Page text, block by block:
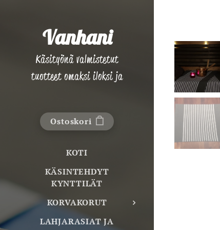
Vanhani
Käsityönä valmistetut
tuotteet omaksi iloksi ja
Ostoskori
KOTI
KÄSINTEHDYT
KYNTTILÄT
KORVAKORUT
LAHJARASIAT JA